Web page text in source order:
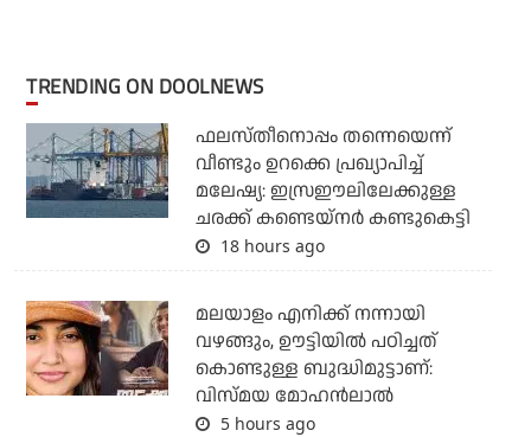
TRENDING ON DOOLNEWS
ഫലസ്തീനൊപ്പം തന്നെയെന്ന്
വീണ്ടും ഉറക്കെ പ്രഖ്യാപിച്ച്
മലേഷ്യ: ഇസ്രഈലിലേക്കുള്ള
ചരക്ക് കണ്ടെയ്‌നര്‍ കണ്ടുകെട്ടി
18 hours ago
മലയാളം എനിക്ക് നന്നായി
വഴങ്ങും, ഊട്ടിയില്‍ പഠിച്ചത്
കൊണ്ടുള്ള ബുദ്ധിമുട്ടാണ്:
വിസ്മയ മോഹന്‍ലാല്‍
5 hours ago